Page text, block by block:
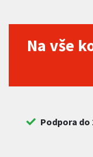
Na vše
Podpora do